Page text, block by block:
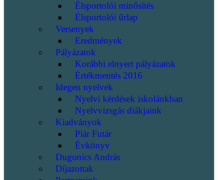
Élsportolói minősítés
Élsportolói űrlap
Versenyek
Eredmények
Pályázatok
Korábbi elnyert pályázatok
Értékmentés 2016
Idegen nyelvek
Nyelvi kérdések iskolánkban
Nyelvvizsgás diákjaink
Kiadványok
Piár Futár
Évkönyv
Dugonics András
Díjazottak